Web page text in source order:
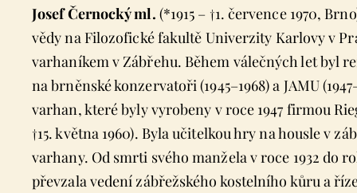
Josef Černocký ml. (*1915 – †1. července 1970,
vědy na Filozofické fakultě Univerzity Karlovy v
varhaníkem v Zábřehu. Během válečných let byl
na brněnské konzervatoři (1945–1968) a JAMU
varhan, které byly vyrobeny v roce 1947 firmou
†15. května 1960). Byla učitelkou hry na housle v
varhany. Od smrti svého manžela v roce 1932 do
převzala vedení zábřežského kostelního kůru a